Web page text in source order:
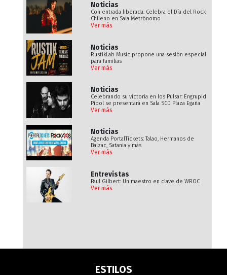
Noticias
Con entrada liberada: Celebra el Día del Rock
Chileno en Sala Metrónomo
Ver más
Noticias
RustikLab Music propone una sesión especial
para familias
Ver más
Noticias
Celebrando su victoria en los Pulsar: Engrupid
Pipol se presentará en Sala SCD Plaza Egaña
Ver más
Noticias
Agenda PortalTickets: Talao, Hermanos de
Balzac, Satania y más
Ver más
Entrevistas
Paul Gilbert: Un maestro en clave de WROC
Ver más
ESTILOS